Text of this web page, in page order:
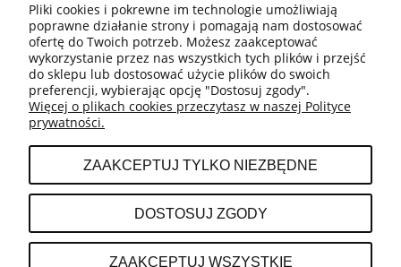
BESTSELLERY
MOJE KONTO
INFORMACJE
O NAS
Pliki cookies i pokrewne im technologie umożliwiają
poprawne działanie strony i pomagają nam dostosować
ofertę do Twoich potrzeb. Możesz zaakceptować
wykorzystanie przez nas wszystkich tych plików i przejść
do sklepu lub dostosować użycie plików do swoich
preferencji, wybierając opcję "Dostosuj zgody".
Więcej o plikach cookies przeczytasz w naszej Polityce
prywatności.
ZAAKCEPTUJ TYLKO NIEZBĘDNE
DOSTOSUJ ZGODY
ZAAKCEPTUJ WSZYSTKIE